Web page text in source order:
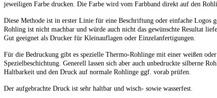
jeweiligen Farbe drucken. Die Farbe wird vom Farbband direkt auf den
Diese Methode ist in erster Linie für eine Beschriftung oder einfache Logos
Rohling ist nicht machbar und würde auch nicht das gewünschte Resultat
Gut geeignet als Drucker für Kleinauflagen oder Einzelanfertigungen.
Für die Bedruckung gibt es spezielle Thermo-Rohlinge mit einer weißen
Spezielbeschichtung. Generell lassen sich aber auch unbedruckte silberne
Haltbarkeit und den Druck auf normale Rohlinge ggf. vorab prüfen.
Der aufgebrachte Druck ist sehr haltbar und wisch- sowie wasserfest.